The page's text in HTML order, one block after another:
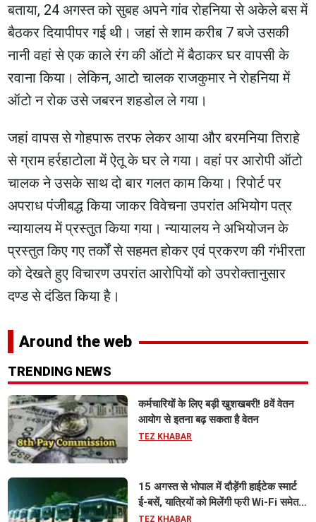
बताया, 24 अगस्त को सुबह अपने गांव रोहनिया से अकेले बस में
बैठकर दियापीपर गई थी। जहां से शाम करीब 7 बजे उसकी
नानी वहां से एक काले रंग की ऑटो में बैठाकर घर वापसी के
रवाना किया। लेकिन, आटो चालक राजकुमार ने रोहनिया में
ऑटो न रोक उसे जबरन शहडोल ले गया।
जहां‌ वापस से गोहपारू तरफ लेकर आया और बरमनिया तिराहे
से ग्राम हर्रहाटोला में ऐतू के घर ले गया। वहां पर आरोपी ऑटो
चालक ने उसके साथ दो बार गलत काम किया। रिपोर्ट पर
अपराध पंजीबद्ध किया जाकर विवेचना उपरांत अभियोग पत्र
न्यायालय में प्रस्तुत किया गया। न्यायालय ने अभियोजन के
प्रस्तुत किए गए तर्कों से सहमत होकर एवं प्रकरण की गंभीरता
को देखते हुए विचारण उपरांत आरोपियों को उपरोक्तानुसार
दण्ड से दंडित किया है।
Around the web
TRENDING NEWS
कर्मचारियों के लिए बड़ी खुशखबरी! 8वें वेतन
आयोग से इतना बढ़ सकता है वेतन
TEZ KHABAR
15 अगस्त से भोपाल में दौड़ेंगी हाईटेक स्मार्ट
ई-बसें, यात्रियों को मिलेंगी फ्री Wi-Fi समेत
आधुनिक सुविधा
TEZ KHABAR